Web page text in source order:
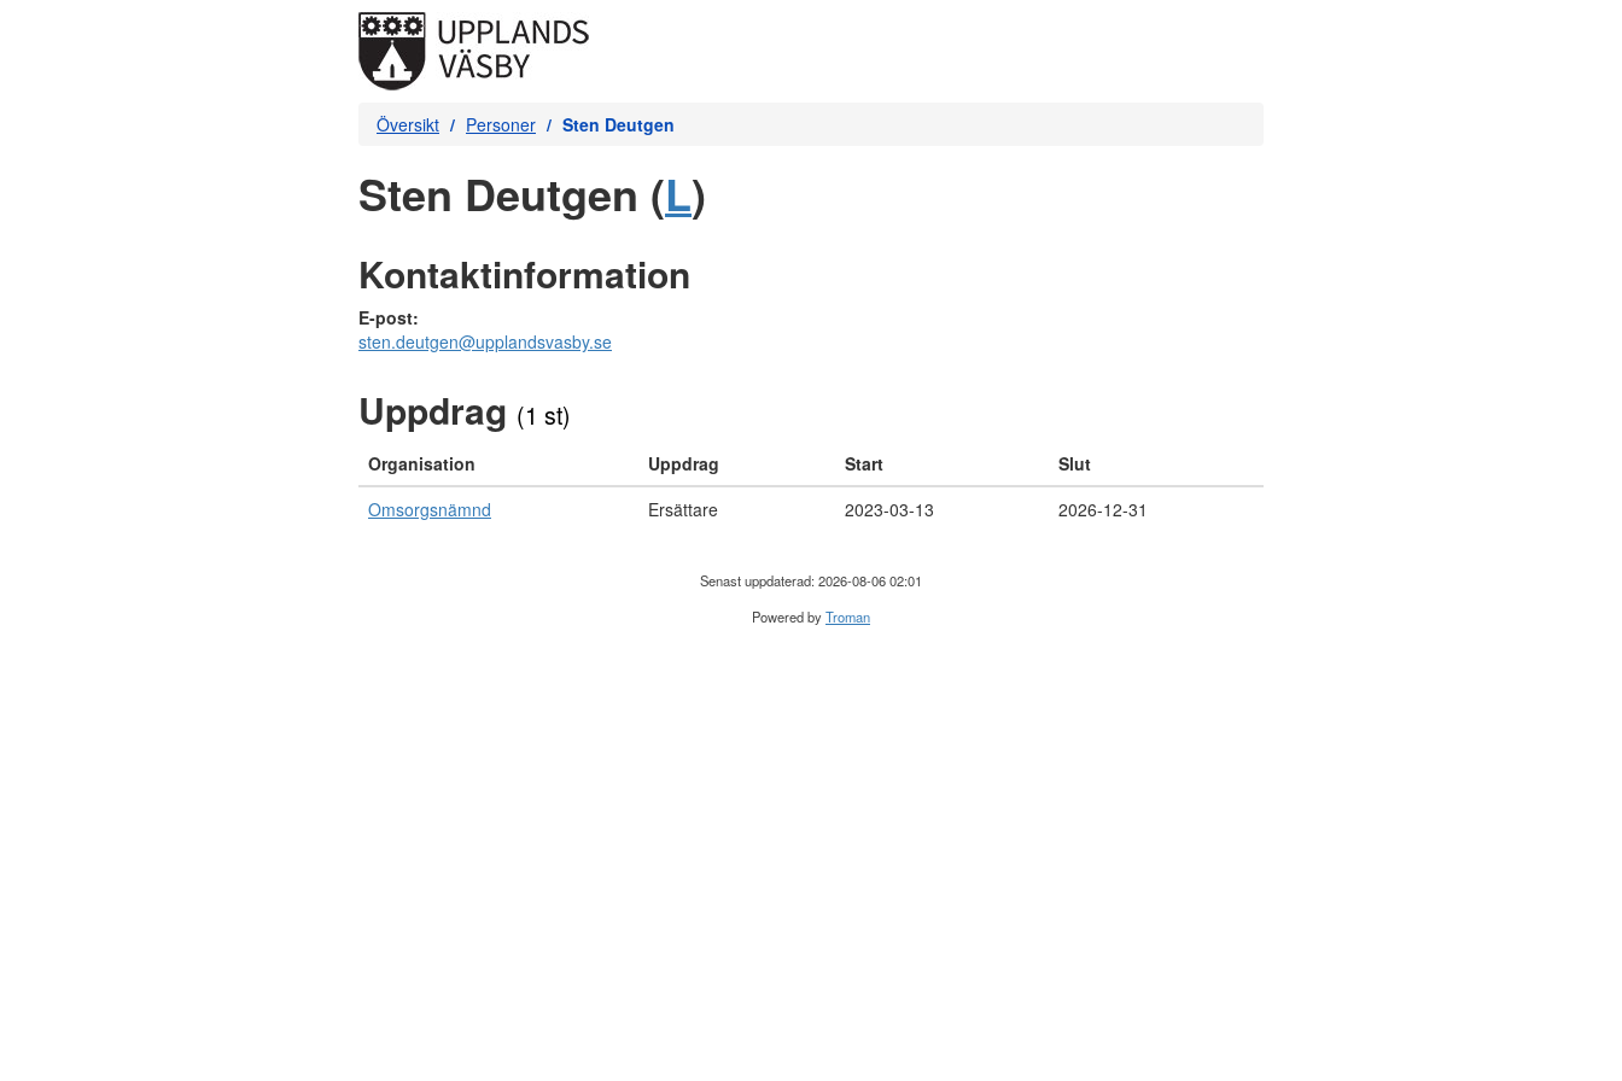
Översikt Personer Sten Deutgen
Sten Deutgen (L)
Kontaktinformation
E-post:
sten.deutgen@upplandsvasby.se
Uppdrag (1 st)
Organisation Uppdrag Start
Slut
Omsorgsnämnd
Ersättare 2023-03-13 2026-12-31
Senast uppdaterad: 2026-08-06 02:01
Powered byTroman